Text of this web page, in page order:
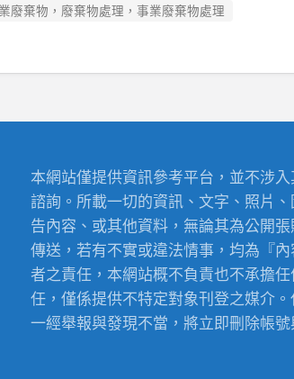
廢棄物，廢棄物處理，事業廢棄物處理
本網站僅提供資訊參考平台，並不涉
諮詢。所載一切的資訊、文字、照片
告內容、或其他資料，無論其為公開
傳送，若有不實或違法情事，均為『
者之責任，本網站概不負責也不承擔
任，僅係提供不特定對象刊登之媒介
一經舉報與發現不當，將立即刪除帳號